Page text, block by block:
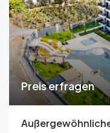
Preis erfragen